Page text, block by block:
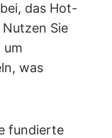
das Hot-
Sie
um
was
fundierte